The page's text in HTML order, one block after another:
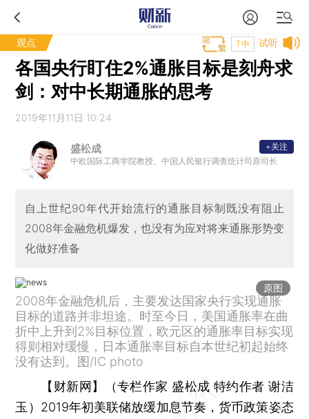
观点 试听
T中
各国央行盯住2%通胀目标是刻舟求
剑：对中长期通胀的思考
2019年11月11日 10:24
盛松成
中欧国际工商学院教授、中国人民银行调查统计司原司长
+关注
自上世纪90年代开始流行的通胀目标制既没有阻止
2008年金融危机爆发，也没有为应对将来通胀形势变
化做好准备
原图
2008年金融危机后，主要发达国家央行实现通胀
目标的道路并非坦途。时至今日，美国通胀率在曲
折中上升到2%目标位置，欧元区的通胀率目标实现
得则相对缓慢，日本通胀率目标自本世纪初起始终
没有达到。图/IC photo
【财新网】（专栏作家 盛松成 特约作者 谢洁
玉） 2019年初美联储放缓加息节奏，货币政策姿态